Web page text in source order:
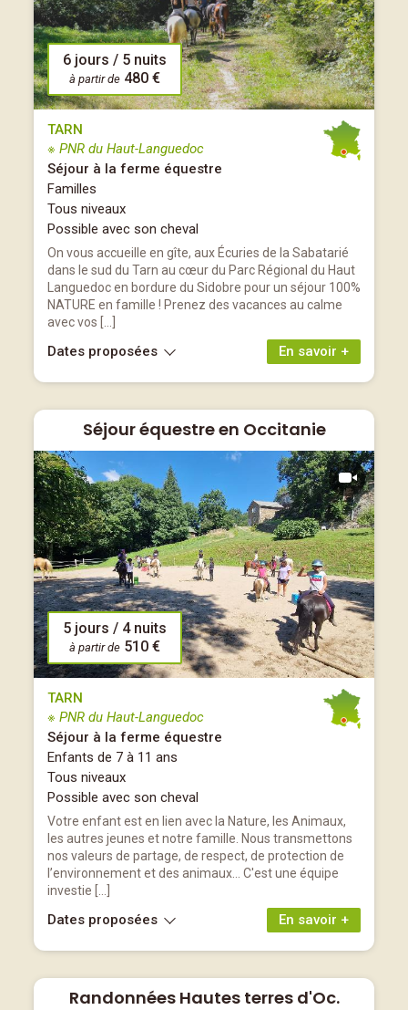
6 jours / 5 nuits
à partir de 480 €
TARN
※ PNR du Haut-Languedoc
Séjour à la ferme équestre
Familles
Tous niveaux
Possible avec son cheval
On vous accueille en gîte, aux Écuries de la Sabatarié
dans le sud du Tarn au cœur du Parc Régional du Haut
Languedoc en bordure du Sidobre pour un séjour 100%
NATURE en famille ! Prenez des vacances au calme
avec vos […]
En savoir +
Dates proposées
Séjour équestre en Occitanie
5 jours / 4 nuits
à partir de 510 €
TARN
※ PNR du Haut-Languedoc
Séjour à la ferme équestre
Enfants de 7 à 11 ans
Tous niveaux
Possible avec son cheval
Votre enfant est en lien avec la Nature, les Animaux,
les autres jeunes et notre famille. Nous transmettons
nos valeurs de partage, de respect, de protection de
l’environnement et des animaux… C'est une équipe
investie […]
En savoir +
Dates proposées
Randonnées Hautes terres d'Oc.